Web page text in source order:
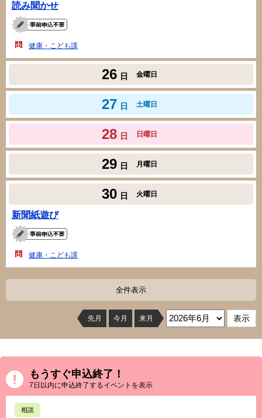
読み聞かせ
健康・こども課
26 日 金曜日
27 日 土曜日
28 日 日曜日
29 日 月曜日
30 日 火曜日
新聞紙遊び
健康・こども課
全件表示
先月 今月 来月
もうすぐ申込終了！
7日以内に申込終了するイベントを表示
相談